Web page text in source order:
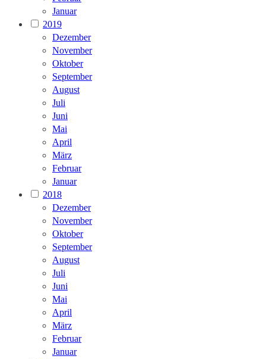
Januar
2019
Dezember
November
Oktober
September
August
Juli
Juni
Mai
April
März
Februar
Januar
2018
Dezember
November
Oktober
September
August
Juli
Juni
Mai
April
März
Februar
Januar